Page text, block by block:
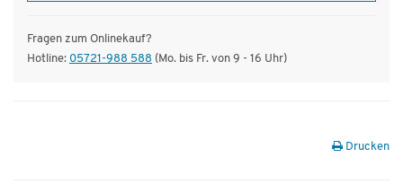
Fragen zum Onlinekauf?
Hotline: 05721-988 588 (Mo. bis Fr. von 9 - 16 Uhr)
Drucken